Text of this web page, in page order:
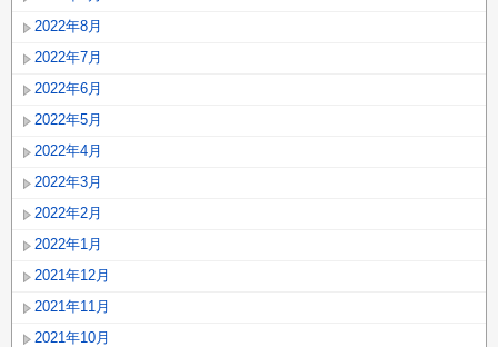
2022年8月
2022年7月
2022年6月
2022年5月
2022年4月
2022年3月
2022年2月
2022年1月
2021年12月
2021年11月
2021年10月